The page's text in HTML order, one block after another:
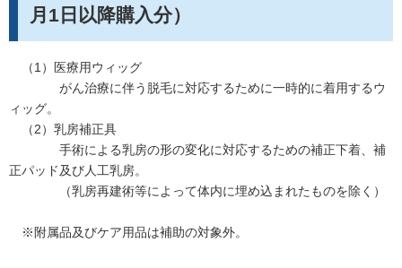
月1日以降購入分）
（1）医療用ウィッグ
がん治療に伴う脱毛に対応するために一時的に着用するウ
ィッグ。
（2）乳房補正具
手術による乳房の形の変化に対応するための補正下着、補
正パッド及び人工乳房。
（乳房再建術等によって体内に埋め込まれたものを除く）
※附属品及びケア用品は補助の対象外。